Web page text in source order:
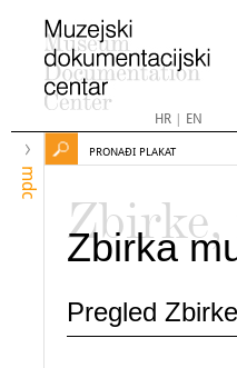
HR| EN
mdc
PRONAĐI PLAKAT
Zbirke,
Zbirka
Pregled Zbirke